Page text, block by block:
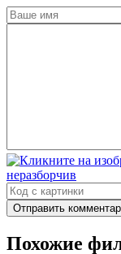
Сандра Тоффолатти
Отправить
Похожие